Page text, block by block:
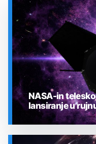
NASA-in
lansiranje u